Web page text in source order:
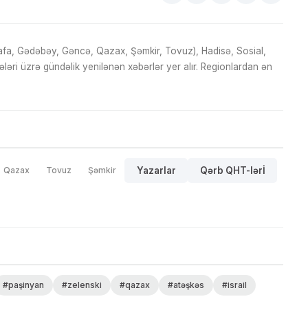
Gədəbəy, Gəncə, Qazax, Şəmkir, Tovuz), Hadisə, Sosial,
üzrə gündəlik yenilənən xəbərlər yer alır. Regionlardan ən
Qazax Tovuz Şəmkir Yazarlar Qərb QHT-lərİ
#paşinyan #zelenski #qazax #atəşkəs
#israil